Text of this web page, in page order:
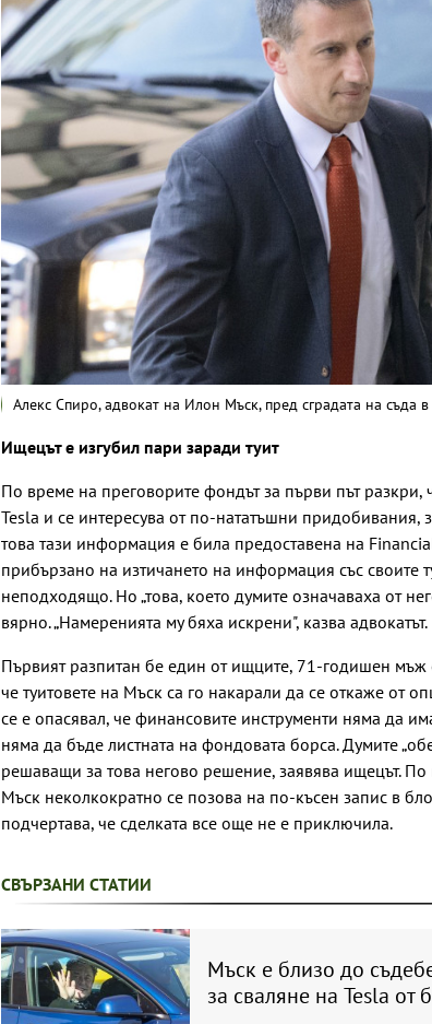
Алекс Спиро, адвокат на Илон Мъск, пред сградата на
Ищецът е изгубил пари заради туит
По време на преговорите фондът за първи път
Tesla и се интересува от по-нататъшни придобивания,
това тази информация е била предоставена на
прибързано на изтичането на информация със своите
неподходящо. Но „това, което думите означаваха от
вярно. „Намеренията му бяха искрени", казва адвокатът.
Първият разпитан бе един от ищците, 71-годишен мъж
че туитовете на Мъск са го накарали да се откаже от
се е опасявал, че финансовите инструменти няма да
няма да бъде листната на фондовата борса. Думите
решаващи за това негово решение, заявява ищецът. По
Мъск неколкократно се позова на по-късен запис в
подчертава, че сделката все още не е приключила.
СВЪРЗАНИ СТАТИИ
Мъск е близо до
за сваляне на Tesla от